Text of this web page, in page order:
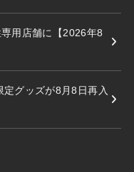
用店舗に【2026年8
定グッズが8月8日再入